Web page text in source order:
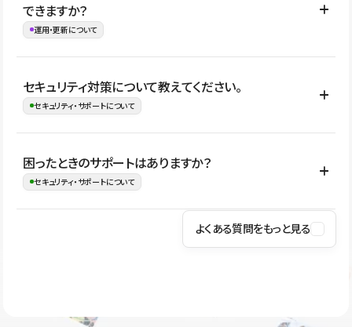
お問合せはこちら
管理の有無などがプランごとに異なります。詳しくは料金プランペ
ージをご覧ください。
できますか？
運用・更新について
はい。CMSやコンポーネントを活用して更新範囲を設計しておく
ことで、デザインを崩しにくい状態で運用できます。 さらにコン
ながらレイアウトに影響を与えずに更新作業を進めやすくなりま
す。
セキュリティ対策について教えてください。
セキュリティ・サポートについて
Studioでは、公開サイトやサービスを安全に利用できるよう、通信
の暗号化、データ保護、アクセス管理、脆弱性対策など、複数の観
はSSL/TLSによる通信暗号化に対応しており、悪質なスクリプトの
困ったときのサポートはありますか？
セキュリティ・サポートについて
操作方法や機能については、ヘルプセンターでご確認いただけま
ユーザー同士で質問・相談できるコミュニティもご利用ください。
よくある質問をもっと見る